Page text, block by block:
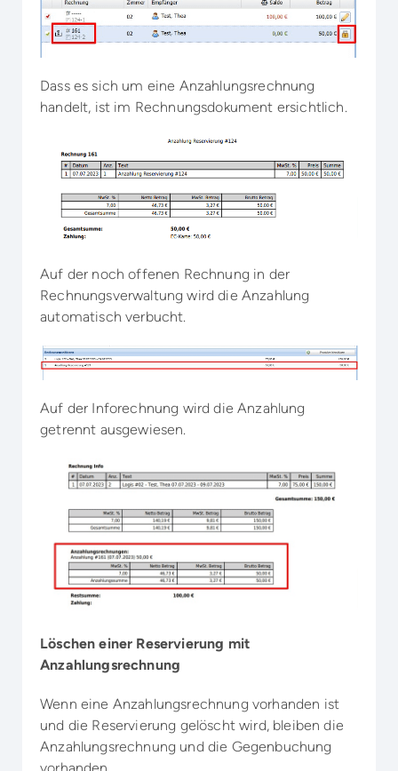
Dass es sich um eine Anzahlungsrechnung
handelt, ist im Rechnungsdokument ersichtlich.
Auf der noch offenen Rechnung in der
Rechnungsverwaltung wird die Anzahlung
automatisch verbucht.
Auf der Inforechnung wird die Anzahlung
getrennt ausgewiesen.
Löschen einer Reservierung mit
Anzahlungsrechnung
Wenn eine Anzahlungsrechnung vorhanden ist
und die Reservierung gelöscht wird, bleiben die
Anzahlungsrechnung und die Gegenbuchung